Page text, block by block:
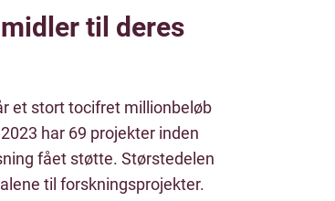
til deres
et stort tocifret millionbeløb
har 69 projekter inden
fået støtte. Størstedelen
til forskningsprojekter.